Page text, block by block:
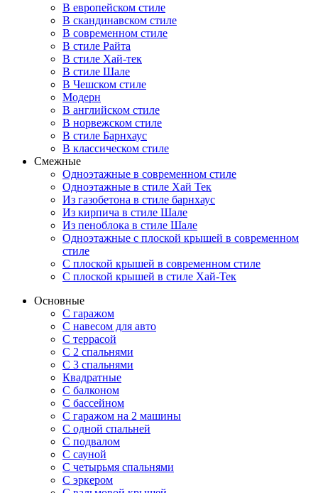
В европейском стиле
В скандинавском стиле
В современном стиле
В стиле Райта
В стиле Хай-тек
В стиле Шале
В Чешском стиле
Модерн
В английском стиле
В норвежском стиле
В стиле Барнхаус
В классическом стиле
Смежные
Одноэтажные в современном стиле
Одноэтажные в стиле Хай Тек
Из газобетона в стиле барнхаус
Из кирпича в стиле Шале
Из пеноблока в стиле Шале
Одноэтажные с плоской крышей в современном
стиле
С плоской крышей в современном стиле
С плоской крышей в стиле Хай-Тек
Основные
С гаражом
С навесом для авто
С террасой
С 2 спальнями
С 3 спальнями
Квадратные
С балконом
С бассейном
С гаражом на 2 машины
С одной спальней
С подвалом
С сауной
С четырьмя спальнями
С эркером